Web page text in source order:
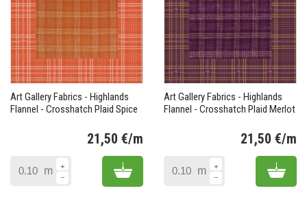
Art Gallery Fabrics - Highlands
Flannel - Crosshatch Plaid Spice
21,50 €/m
m Add to cart
Art Gallery Fabrics - Highlands
Flannel - Crosshatch Plaid Merlot
21,50 €/m
m Add